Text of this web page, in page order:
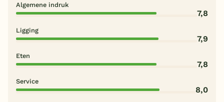
Algemene indruk
7,8
Ligging
7,9
Eten
7,8
Service
8,0